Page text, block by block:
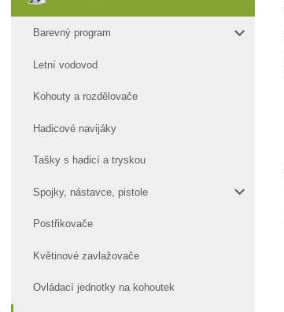
Barevný program
Letní vodovod
Kohouty a rozdělovače
Hadicové navijáky
Tašky s hadicí a tryskou
Spojky, nástavce, pistole
Postřikovače
Květinové zavlažovače
Ovládací jednotky na kohoutek